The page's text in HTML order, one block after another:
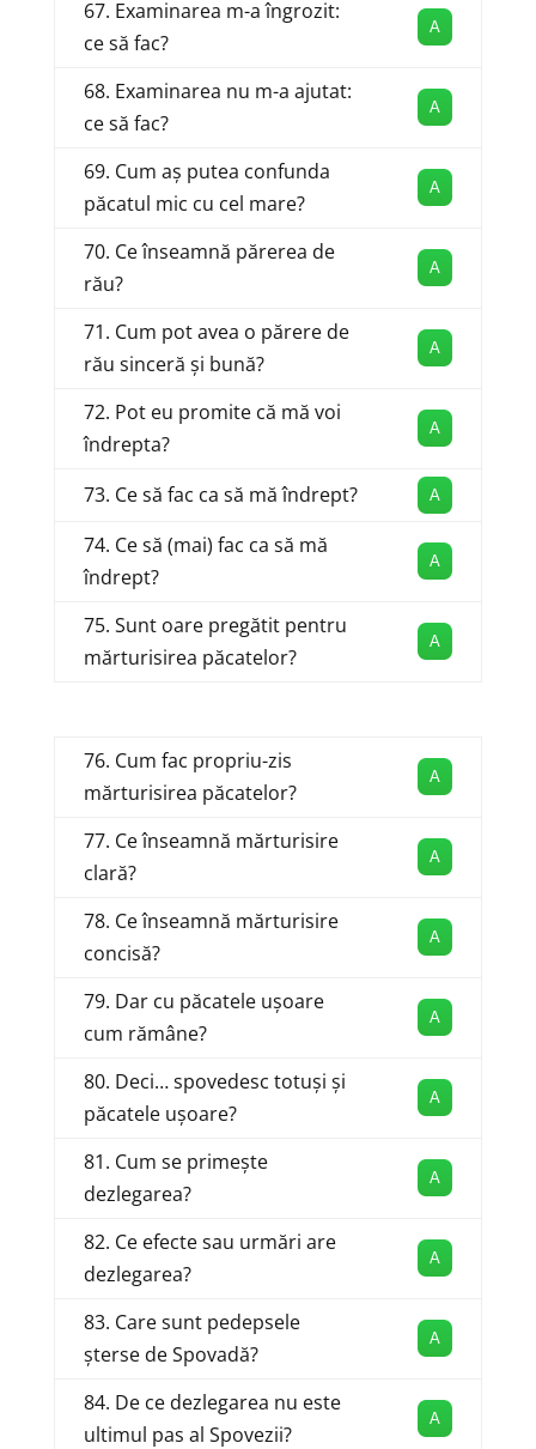
67. Examinarea m-a îngrozit:
ce să fac?
A
68. Examinarea nu m-a ajutat:
ce să fac?
A
69. Cum aș putea confunda
păcatul mic cu cel mare?
A
70. Ce înseamnă părerea de
rău?
A
71. Cum pot avea o părere de
rău sinceră și bună?
A
72. Pot eu promite că mă voi
îndrepta?
A
73. Ce să fac ca să mă îndrept? A
74. Ce să (mai) fac ca să mă
îndrept?
A
75. Sunt oare pregătit pentru
mărturisirea păcatelor?
A
76. Cum fac propriu-zis
mărturisirea păcatelor?
A
77. Ce înseamnă mărturisire
clară?
A
78. Ce înseamnă mărturisire
concisă?
A
79. Dar cu păcatele ușoare
cum rămâne?
A
80. Deci… spovedesc totuși și
păcatele ușoare?
A
81. Cum se primește
dezlegarea?
A
82. Ce efecte sau urmări are
dezlegarea?
A
83. Care sunt pedepsele
șterse de Spovadă?
A
84. De ce dezlegarea nu este
ultimul pas al Spovezii?
A